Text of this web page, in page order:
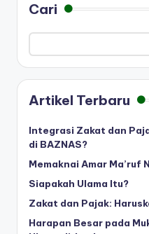
Cari
Artikel Terbaru
Integrasi Zakat dan
di BAZNAS?
Memaknai Amar Ma’ruf
Siapakah Ulama Itu?
Zakat dan Pajak:
Harapan Besar pada